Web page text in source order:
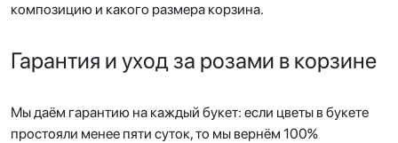
композицию и какого размера корзина.
Гарантия и уход за розами в корзине
Мы даём гарантию на каждый букет: если цветы в букете
простояли менее пяти суток, то мы вернём 100%